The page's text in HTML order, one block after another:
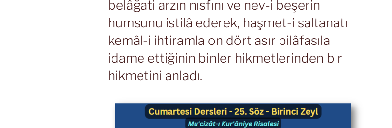
belâğati arzın nısfını ve nev-i beşerin
humsunu istilâ ederek, haşmet-i saltanatı
kemâl-i ihtiramla on dört asır bilâfasıla
idame ettiğinin binler hikmetlerinden bir
hikmetini anladı.